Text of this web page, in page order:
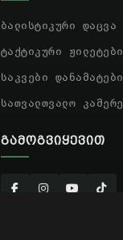
ბალისტიკური დაცვა
ტაქტიკური ჟილეტები
საკვები დანამატები
სათვალთვალო
ᲒᲐᲛᲝᲒᲕᲘᲧᲔᲕᲘᲗ